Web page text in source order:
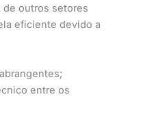
de outros setores
eficiente devido a
entre os